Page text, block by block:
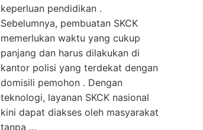
keperluan pendidikan .
Sebelumnya, pembuatan SKCK
memerlukan waktu yang cukup
panjang dan harus dilakukan di
kantor polisi yang terdekat dengan
domisili pemohon . Dengan
teknologi, layanan SKCK nasional
kini dapat diakses oleh masyarakat
tanpa …